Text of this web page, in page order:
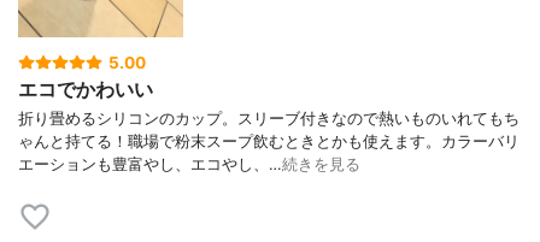
5.00
エコでかわいい
折り畳めるシリコンのカップ。スリーブ付きなので熱いものいれてもち
ゃんと持てる！職場で粉末スープ飲むときとかも使えます。カラーバリ
エーションも豊富やし、エコやし、…続きを見る